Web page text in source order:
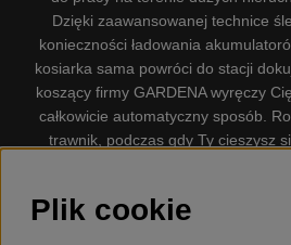
Dzięki zaawansowanej technice
konieczności ładowania
kosiarka sama powróci do stacji
koszący firmy GARDENA wyręczy
całkowicie automatyczny sposób.
trawnik, podczas gdy Ty cieszysz
dostępną na rynku. Firma nasza
Plik cookie